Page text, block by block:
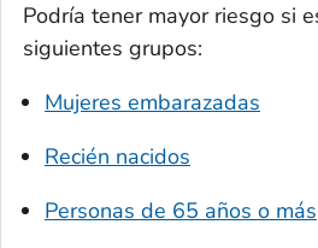
Podría tener mayor riesgo si
siguientes grupos:
Mujeres embarazadas
Recién nacidos
Personas de 65 años o más